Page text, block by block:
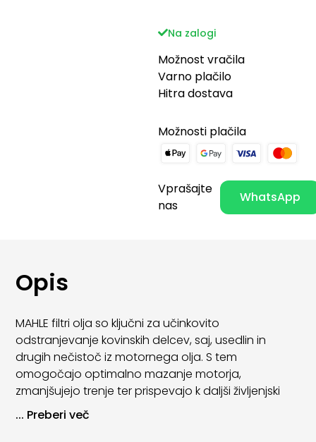
Na zalogi
Možnost vračila
Varno plačilo
Hitra dostava
Možnosti plačila
Vprašajte
nas
WhatsApp
Opis
MAHLE filtri olja so ključni za učinkovito
odstranjevanje kovinskih delcev, saj, usedlin in
drugih nečistoč iz motornega olja. S tem
omogočajo optimalno mazanje motorja,
zmanjšujejo trenje ter prispevajo k daljši življenjski
dobi motornih komponent.
... Preberi več